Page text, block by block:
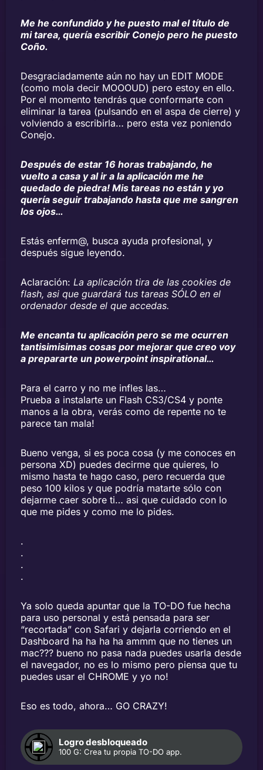
Me he confundido y he puesto mal el título de
mi tarea, quería escribir Conejo pero he puesto
Coño.
Desgraciadamente aún no hay un EDIT MODE
(como mola decir MOOOUD) pero estoy en ello.
Por el momento tendrás que conformarte con
eliminar la tarea (pulsando en el aspa de cierre) y
volviendo a escribirla… pero esta vez poniendo
Conejo.
Después de estar 16 horas trabajando, he
vuelto a casa y al ir a la aplicación me he
quedado de piedra! Mis tareas no están y yo
quería seguir trabajando hasta que me sangren
los ojos…
Estás enferm@, busca ayuda profesional, y
después sigue leyendo.
Aclaración: La aplicación tira de las cookies de
flash, asi que guardará tus tareas SÓLO en el
ordenador desde el que accedas.
Me encanta tu aplicación pero se me ocurren
tantisimisimas cosas por mejorar que creo voy
a prepararte un powerpoint inspirational…
Para el carro y no me infles las…
Prueba a instalarte un Flash CS3/CS4 y ponte
manos a la obra, verás como de repente no te
parece tan mala!
Bueno venga, si es poca cosa (y me conoces en
persona XD) puedes decirme que quieres, lo
mismo hasta te hago caso, pero recuerda que
peso 100 kilos y que podría matarte sólo con
dejarme caer sobre ti… asi que cuidado con lo
que me pides y como me lo pides.
.
.
.
.
Ya solo queda apuntar que la TO-DO fue hecha
para uso personal y está pensada para ser
“recortada” con Safari y dejarla corriendo en el
Dashboard ha ha ha ha ammm que no tienes un
mac??? bueno no pasa nada puedes usarla desde
el navegador, no es lo mismo pero piensa que tu
puedes usar el CHROME y yo no!
Eso es todo, ahora… GO CRAZY!
Logro desbloqueado
100 G: Crea tu propia TO-DO app.